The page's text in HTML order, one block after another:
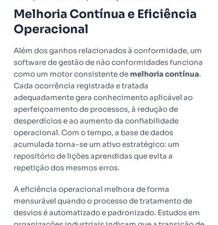
Melhoria Contínua e Eficiência
Operacional
Além dos ganhos relacionados à conformidade, um
software de gestão de não conformidades funciona
como um motor consistente de melhoria contínua.
Cada ocorrência registrada e tratada
adequadamente gera conhecimento aplicável ao
aperfeiçoamento de processos, à redução de
desperdícios e ao aumento da confiabilidade
operacional. Com o tempo, a base de dados
acumulada torna-se um ativo estratégico: um
repositório de lições aprendidas que evita a
repetição dos mesmos erros.
A eficiência operacional melhora de forma
mensurável quando o processo de tratamento de
desvios é automatizado e padronizado. Estudos em